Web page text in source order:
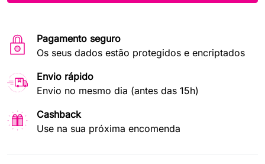
Pagamento seguro
Os seus dados estão protegidos e encriptados
Envio rápido
Envio no mesmo dia (antes das 15h)
Cashback
Use na sua próxima encomenda